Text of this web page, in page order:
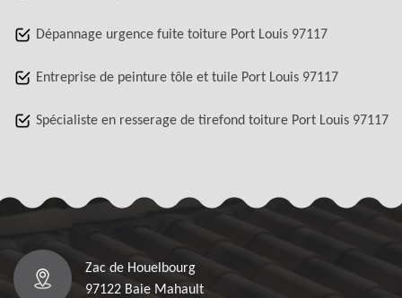
Dépannage urgence fuite toiture Port Louis 97117
Entreprise de peinture tôle et tuile Port Louis 97117
Spécialiste en resserage de tirefond toiture Port Louis 97117
Zac de Houelbourg
97122 Baie Mahault